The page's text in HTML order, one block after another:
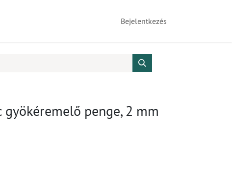
Bejelentkezés
gyökéremelő penge, 2 mm